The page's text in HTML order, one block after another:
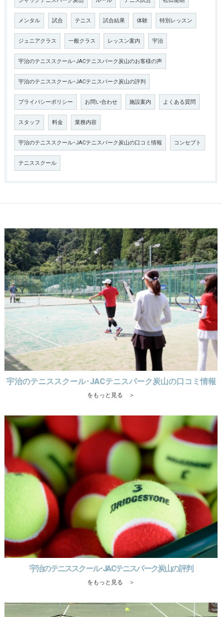
メンタル 試合 テニス 試合結果 体験 特別レッスン
ジュニアクラス 一般クラス レッスン案内 宇治
宇治のテニススクール･JACテニスパーク炭山のお客様の声
宇治のテニススクール･JACテニスパーク炭山の評判
プライバシーポリシー お問い合わせ 施設案内 よくある質問
スタッフ 料金 業務内容
宇治のテニススクール･JACテニスパーク炭山の口コミ情報 コンセプト
テニススクール
宇治のテニススクール･JACテニスパーク炭山の口コミ情報
をもっと見る ＞
宇治のテニススクール･JACテニスパーク炭山の評判
をもっと見る ＞